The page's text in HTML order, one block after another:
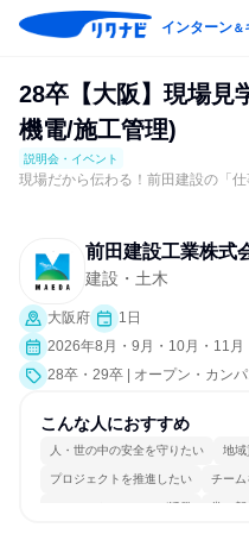
インターン＆
28卒【大阪】現場見
機電/施工管理)
説明会・イベント
現場だから伝わる！前田建設の「仕
前田建設工業株式
建設・土木
大阪府
1日
2026年8月・9月・10月・11月
28卒・29卒 | オープン・カン
界研究]）
こんな人におすすめ
人・世の中の安全を守りたい 地域
プロジェクトを推進したい チーム
コミュニケーションが活発 常に